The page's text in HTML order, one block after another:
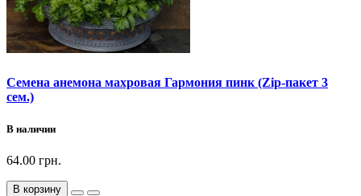
Семена анемона махровая Гармония пинк (Zip-пакет 3
сем.)
В наличии
64.00 грн.
В корзину